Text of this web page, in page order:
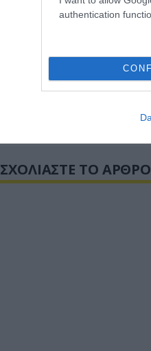
authentication
ΣΧΟΛΙΑΣΤΕ ΤΟ ΑΡΘΡΟ